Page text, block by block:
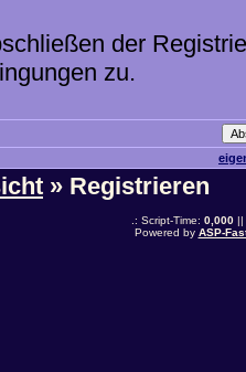
der
zu.
» Registrieren
.: Script-Time: 0,000||
Powered by ASP-